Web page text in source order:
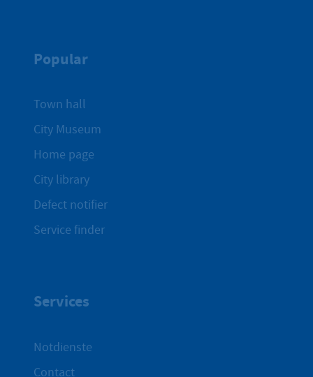
Popular
Town hall
City Museum
Home page
City library
Defect notifier
Service finder
Services
Notdienste
Contact